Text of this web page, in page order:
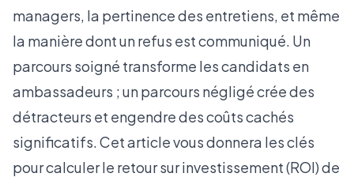
managers, la pertinence des entretiens, et même
la manière dont un refus est communiqué. Un
parcours soigné transforme les candidats en
ambassadeurs ; un parcours négligé crée des
détracteurs et engendre des coûts cachés
significatifs. Cet article vous donnera les clés
pour calculer le retour sur investissement (ROI) de